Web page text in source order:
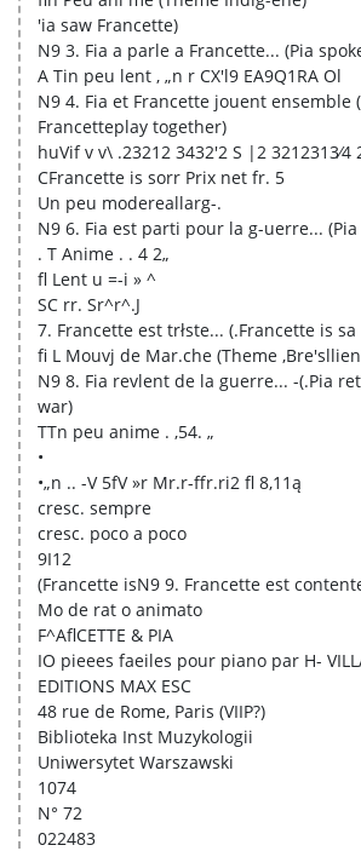
'ia saw Francette)
N9 3. Fia a parle a Francette... (Pia
A Tin peu lent , „n r CX'l9 EA9Q1RA Ol
N9 4. Fia et Francette jouent ensemble
Francetteplay together)
huVif v v\ .23212 3432'2 S |2 3212313⁄4
CFrancette is sorr Prix net fr. 5
Un peu modereallarg-.
N9 6. Fia est parti pour la g-uerre...
. T Anime . . 4 2„
fl Lent u =-i » ^
SC rr. Sr^r^.J
7. Francette est trłste... (.Francette is sa
fi L Mouvj de Mar.che (Theme ,Bre'sllien)
N9 8. Fia revlent de la guerre... -(.Pia
war)
TTn peu anime . ,54. „
•
•„n .. -V 5fV »r Mr.r-ffr.ri2 fl 8,11ą
cresc. sempre
cresc. poco a poco
9I12
(Francette isN9 9. Francette est
Mo de rat o animato
F^AflCETTE & PIA
IO pieees faeiles pour piano par H-
EDITIONS MAX ESC
48 rue de Rome, Paris (VIIP?)
Biblioteka Inst Muzykologii
Uniwersytet Warszawski
1074
N° 72
022483